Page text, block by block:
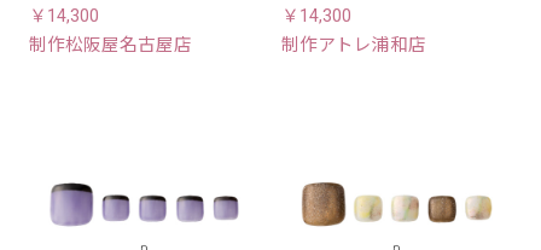
￥14,300
制作松阪屋名古屋店
￥14,300
制作アトレ浦和店